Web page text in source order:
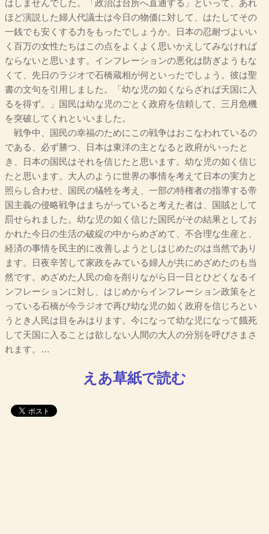
はしませんでした。「政治は台所へ直通する」といって、あれ
ほど演説した婦人代議士は今日の物価に対して、はたしてその
一銭でも安くする力をもったでしょうか。日本の忍耐づよいい
く百万の女性たちはこの点をよくよく思いかえしてみなければ
ならないと思います。インフレーションの悪化は防ぎようもな
くて、先日のラジオで石橋蔵相が何といったでしょう。彼は聖
書の文句を引用しました。「幼な児の如くならざれば天国に入
るを得ず。」国民は幼な児のごとく政府を信頼して、三月危機
を突破してくれといいました。
戦争中、国民の幸福のためにこの戦争はおこなわれているの
である、必ず勝つ、日本は東洋の主となると政府がいったと
き、日本の国民はそれを信じたと思います。幼な児の如く信じ
たと思います。大人のように世界の事情を考えて日本の実力と
照らし合わせ、国民の犠牲を考え、一部の特権者の指導する帝
国主義の侵略戦争はまちがっていると考えた者は、国賊として
罰せられました。幼な児の如く信じた国民がその結果としてお
かれた今日の生活の破綻の中からめざめて、不合理な生産と、
経済の事情を民主的に改善しようとしはじめたのは当然であり
ます。日夜辛苦して家政をみている婦人が共にめざめたのも当
然です。めざめた人民の命を削りながら日一日とひどくなるイ
ンフレーションに対し、はじめからインフレーション政策をと
っている石橋が今ラジオで再び幼な児の如く政府を信じろとい
うとき人民は目をみはります。今になって幼な児になって餓死
して天国に入ることは欲しない人間の大人の分別を呼びさまさ
れます。…
えあ草紙で読む